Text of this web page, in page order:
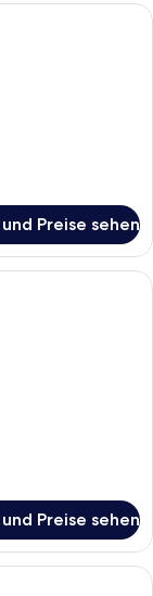
mit
Preise sehen
Hotelzimmer mit Bett,
Preise sehen
Schlafzimmer mit